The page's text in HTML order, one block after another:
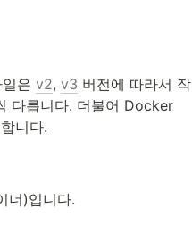
은 v2, v3 버전에 따라서 작
다릅니다. 더불어 Docker
니다.
너)입니다.